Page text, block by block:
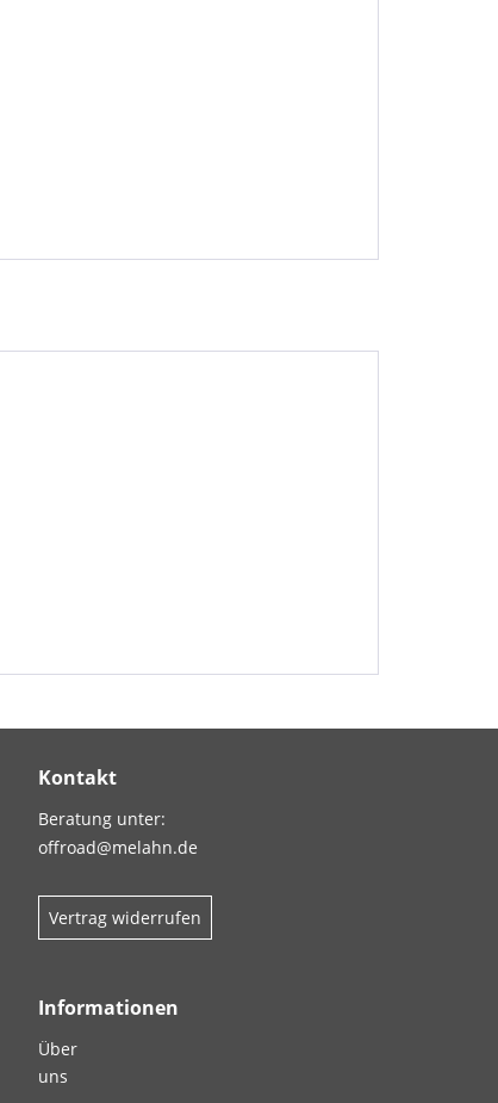
Kontakt
Beratung unter:
offroad@melahn.de
Vertrag widerrufen
Informationen
Über
uns